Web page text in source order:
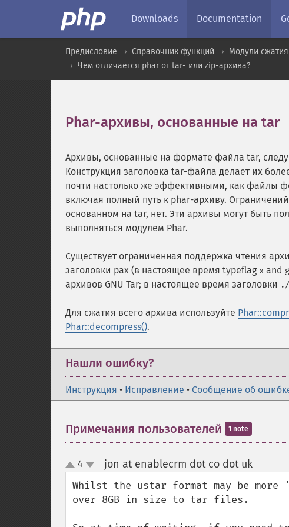
Downloads Documentation
Предисловие Справочник функций Модули
Чем отличается phar от tar- или zip-архива?
Phar-архивы, основанные на tar¶
Архивы, основанные на формате файла tar,
Конструкция заголовка tar-файла делает их
почти настолько же эффективными, как файлы
включая полный путь к phar-архиву.
основанном на tar, нет. Эти архивы могут быть
выполняться модулем Phar.
Существует ограниченная поддержка чтения
заголовки pax (в настоящее время typeflag x and g
архивов GNU Tar; в настоящее время заголовки ./
Для сжатия всего архива используйте
Phar::decompress().
Нашли ошибку?
Инструкция • Исправление • Сообщение об
Примечания пользователей 1 note
up
down
4 jon at enablecrm dot co dot uk¶
Whilst the ustar format may be
over 8GB in size to tar files.